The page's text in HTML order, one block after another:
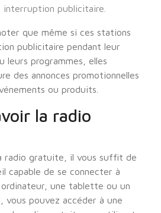
interruption publicitaire.
que même si ces stations
publicitaire pendant leur
leurs programmes, elles
des annonces promotionnelles
ou produits.
la radio
radio gratuite, il vous suffit de
capable de se connecter à
une tablette ou un
vous pouvez accéder à une